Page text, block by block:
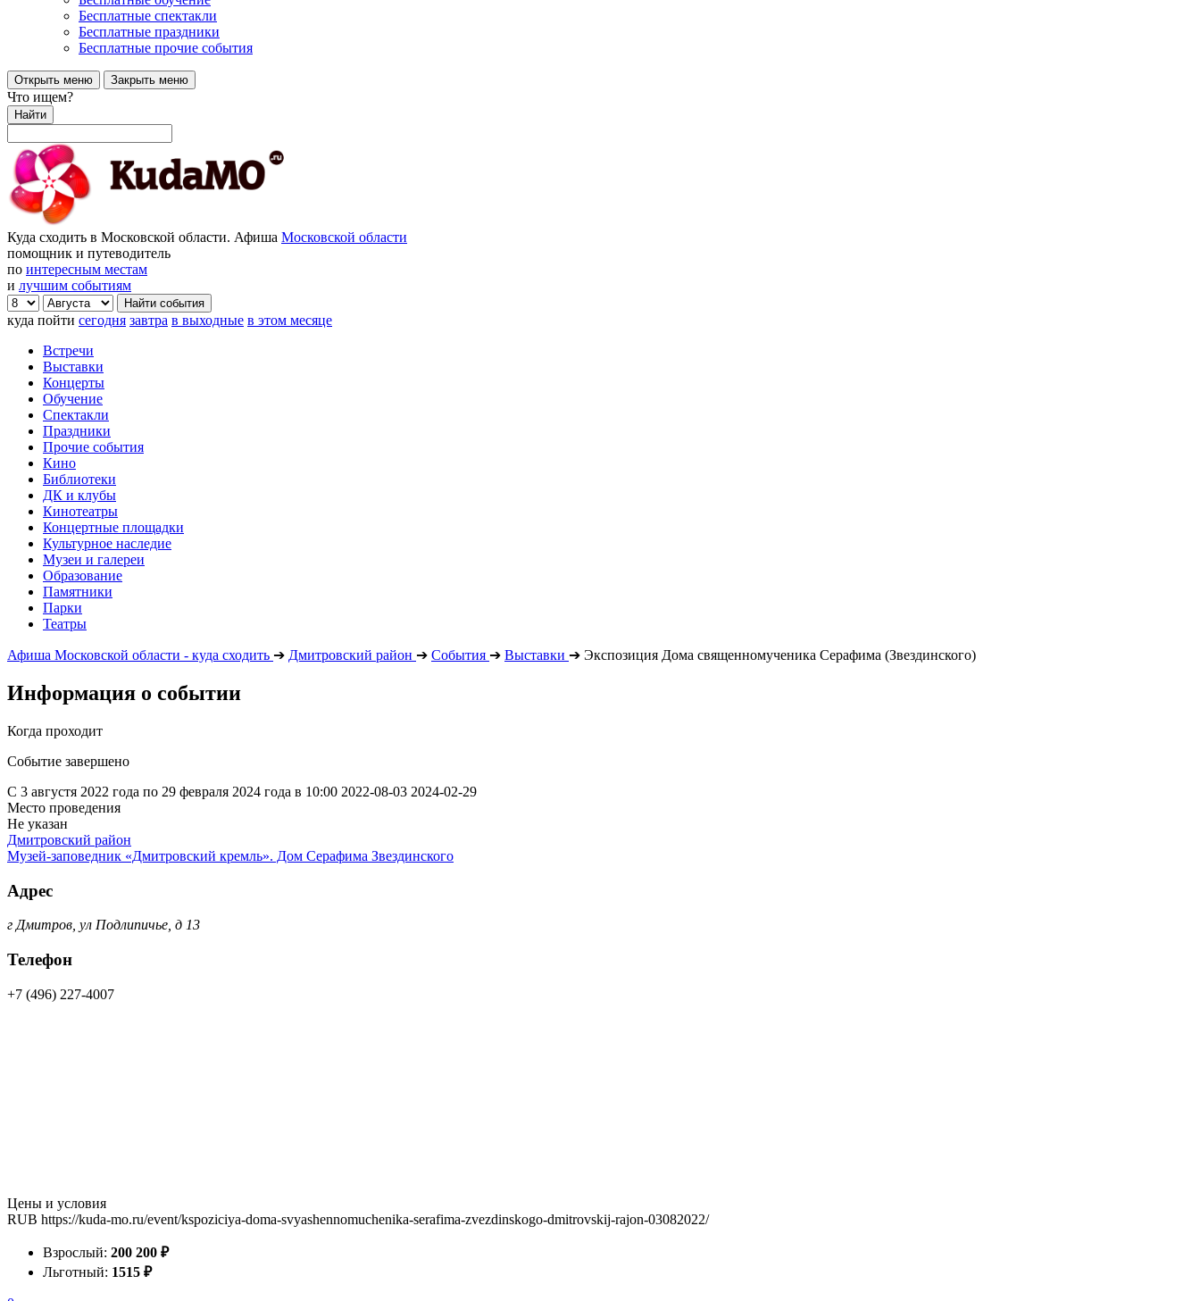
Бесплатные спектакли
Бесплатные праздники
Бесплатные прочие события
Открыть меню Закрыть меню
Что ищем?
Найти
Куда сходить в Московской области. Афиша Московской области
помощник и путеводитель
по интересным местам
и лучшим событиям
куда пойти сегодня завтра в выходные в этом месяце
Встречи
Выставки
Концерты
Обучение
Спектакли
Праздники
Прочие события
Кино
Библиотеки
ДК и клубы
Кинотеатры
Концертные площадки
Культурное наследие
Музеи и галереи
Образование
Памятники
Парки
Театры
Афиша Московской области - куда сходить ➔ Дмитровский район ➔ События ➔ Выставки ➔ Экспозиция Дома священномученика Серафима (Звездинского)
Информация о событии
Когда проходит
Событие завершено
С 3 августя 2022 года по 29 февраля 2024 года в 10:00 2022-08-03 2024-02-29
Место проведения
Не указан
Дмитровский район
Музей-заповедник «Дмитровский кремль». Дом Серафима Звездинского
Адрес
г Дмитров, ул Подлипичье, д 13
Телефон
+7 (496) 227-4007
Цены и условия
RUB https://kuda-mo.ru/event/kspoziciya-doma-svyashennomuchenika-serafima-zvezdinskogo-dmitrovskij-rajon-03082022/
Взрослый: 200 200 ₽
Льготный: 1515 ₽